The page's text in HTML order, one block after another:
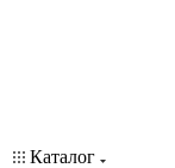
Каталог